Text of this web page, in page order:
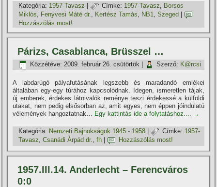
Kategória: 1957-Tavasz | Címke: 1957-Tavasz, Borsos
Miklós, Fenyvesi Máté dr., Kertész Tamás, NB1,Szeged
Hozzászólás most!
Párizs, Casablanca, Brüsszel …
Közzétéve: 2009. február 26. csütörtök Szerző: K@rcsi
A labdarúgó pályafutásának legszebb és maradandó emlékei
általában egy-egy túrához kapcsolódnak. Idegen, ismeretlen tájak,
új emberek, érdekes látnivalók reménye teszi érdekessé a külföldi
utakat, nem pedig elsősorban az, amit egyes, nem éppen jóindulatú
vélemények hangoztatnak… Egy kattintás ide a folytatáshoz.... →
Kategória: Nemzeti Bajnokságok 1945 - 1958 | Címke: 1957-
Tavasz,Csanádi Árpád dr.,fh Hozzászólás most!
1957.III.14. Anderlecht – Ferencváros
0:0